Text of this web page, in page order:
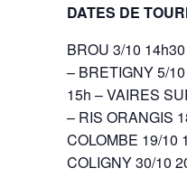
DATES DE
BROU 3/10
– BRETIGNY 5/
15h – VAIRES
– RIS ORANGIS
COLOMBE 19/10
COLIGNY 30/10